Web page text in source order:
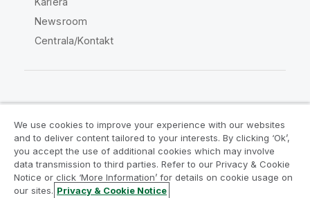
Newsroom
Centrala/Kontakt
Umowy prawne
Warunki produktu
Legal Policies
Legal Policies
Warunki korzystania
Znaki towarowe
We use cookies to improve your experience with our websites
and to deliver content tailored to your interests. By clicking ‘Ok’,
you accept the use of additional cookies which may involve
data transmission to third parties. Refer to our Privacy & Cookie
Notice or click ‘More Information’ for details on cookie usage on
our sites. Privacy & Cookie Notice